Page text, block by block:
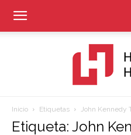
Inicio Etiquetas John Kennedy
Etiqueta: John